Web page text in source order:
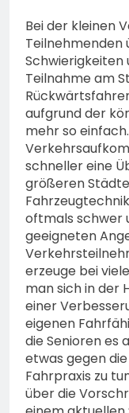
Bei der kleinen
Teilnehmenden
Schwierigkeiten
Teilnahme am
aufgrund der
mehr so
schneller eine
größeren
oftmals schwer
geeigneten
erzeuge bei
man sich in der
einer
eigenen
die Senioren es
etwas gegen
Fahrpraxis zu
über die